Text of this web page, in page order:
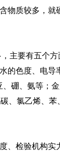
物质较多，就
主要有五个
的色度、电导
硼、氨等；金
、氯乙烯、苯
、检验机构实